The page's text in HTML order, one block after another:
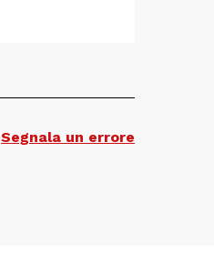
Segnala un errore